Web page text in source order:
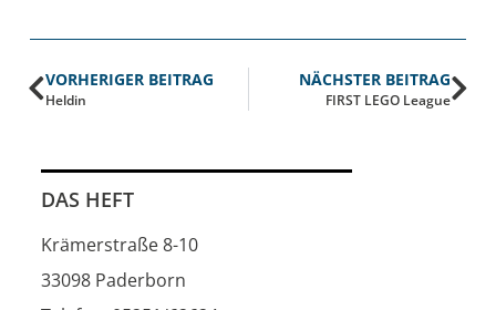
VORHERIGER BEITRAG
Heldin
NÄCHSTER BEITRAG
FIRST LEGO League
DAS HEFT
Krämerstraße 8-10
33098 Paderborn